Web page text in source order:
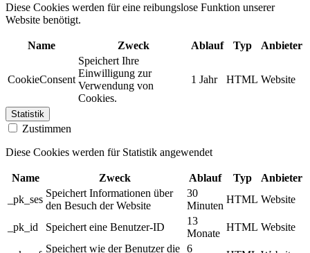
Diese Cookies werden für eine reibungslose Funktion unserer
Website benötigt.
Name Zweck Ablauf Typ Anbieter
CookieConsent
Speichert Ihre
Einwilligung zur
Verwendung von
Cookies.
1 Jahr HTML Website
Statistik
Zustimmen
Diese Cookies werden für Statistik angewendet
Name Zweck Ablauf Typ
Anbieter
_pk_ses
Speichert Informationen über
den Besuch der Website
30
Minuten
HTML Website
_pk_id Speichert eine Benutzer-ID
13
Monate
HTML Website
Speichert wie der Benutzer die 6